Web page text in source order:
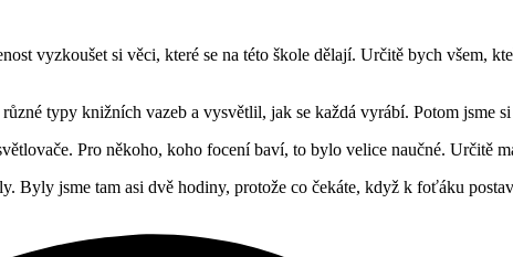
vyzkoušet si věci, které se na této škole dělají. Určitě bych všem,
typy knižních vazeb a vysvětlil, jak se každá vyrábí. Potom jsme
Pro někoho, koho focení baví, to bylo velice naučné. Určitě
Byly jsme tam asi dvě hodiny, protože co čekáte, když k foťáku